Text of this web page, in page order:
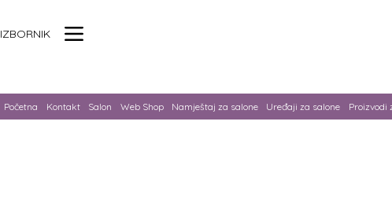
IZBORNIK
Početna Kontakt Salon Web Shop Namještaj za salone Uređaji za salone Proizvodi